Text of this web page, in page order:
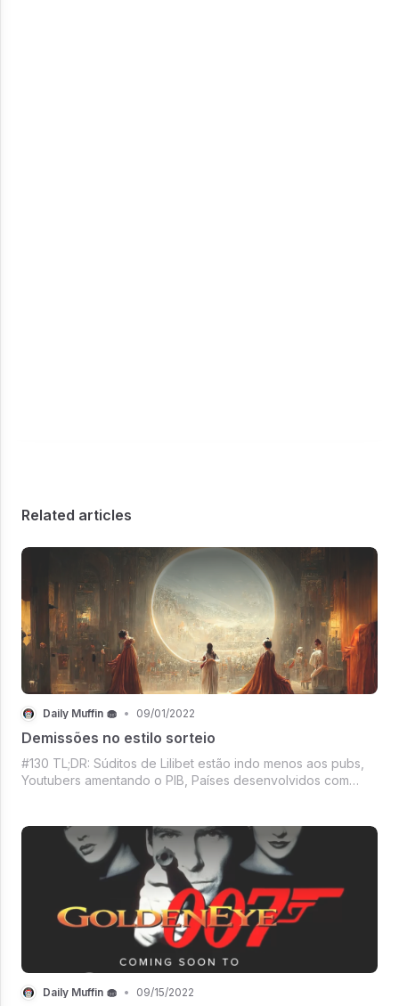
Related articles
Daily Muffin 🧁 • 09/01/2022
Demissões no estilo sorteio
#130 TL;DR: Súditos de Lilibet estão indo menos aos pubs,
Youtubers amentando o PIB, Países desenvolvidos com
Terra-Média, E tem mais co...
Daily Muffin 🧁 • 09/15/2022